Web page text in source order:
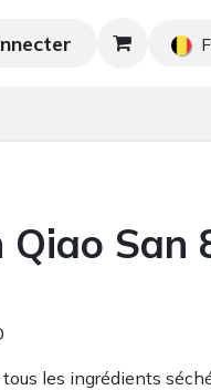
orientaux
Qiao San
les ingrédients